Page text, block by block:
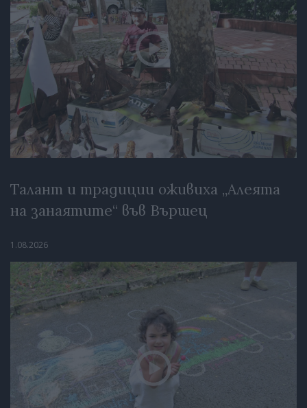
Талант и традиции оживиха „Алеята
на занаятите“ във Вършец
1.08.2026